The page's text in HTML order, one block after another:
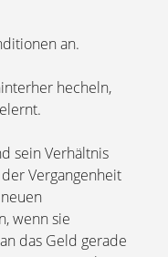
an.
hecheln,
sein Verhältnis
Vergangenheit
wenn sie
das Geld gerade